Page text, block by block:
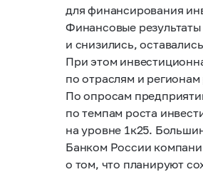
для финансирования
Финансовые
и снизились,
При этом
по отраслям и регионам
По опросам
по темпам роста
на уровне 1к25.
Банком России
о том, что планируют